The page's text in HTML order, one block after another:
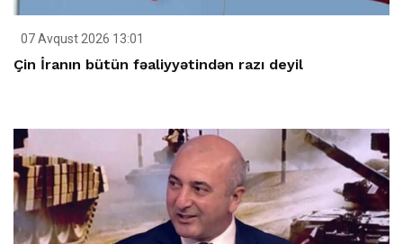
07 Avqust 2026 13:01
Çin İranın bütün fəaliyyətindən razı deyil